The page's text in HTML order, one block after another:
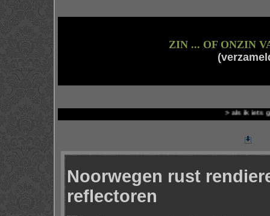
ZIN ... OF ONZIN
> als ik iets goeds zie geef ik
Noorwegen rust
reflectoren